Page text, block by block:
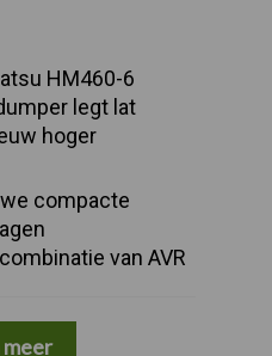
HM460-6
legt lat
hoger
compacte
van AVR
meer